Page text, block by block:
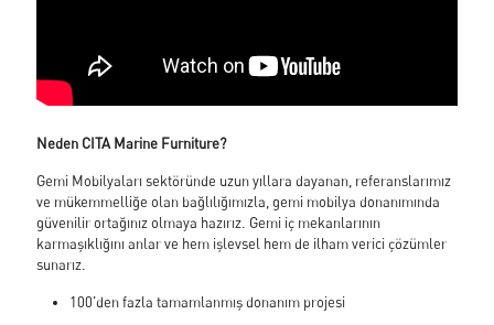
Neden CITA Marine Furniture?
Gemi Mobilyaları sektöründe uzun yıllara dayanan, referanslarımız
ve mükemmelliğe olan bağlılığımızla, gemi mobilya donanımında
güvenilir ortağınız olmaya hazırız. Gemi iç mekanlarının
karmaşıklığını anlar ve hem işlevsel hem de ilham verici çözümler
sunarız.
100'den fazla tamamlanmış donanım projesi